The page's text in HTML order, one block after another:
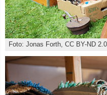
Foto: Jonas Forth, CC BY-ND 2.0